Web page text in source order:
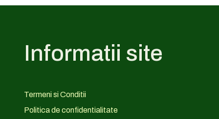
Informatii site
Termeni si Conditii
Politica de confidentialitate